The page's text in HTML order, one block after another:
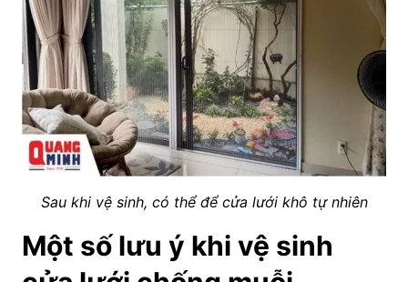
Sau khi vệ sinh, có thể để cửa lưới khô tự nhiên
Một số lưu ý khi vệ sinh